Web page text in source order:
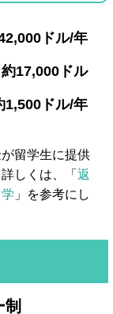
ドル/年
約17,000ドル
1,500ドル/年
留学生に提供
しくは、「返
」を参考にし